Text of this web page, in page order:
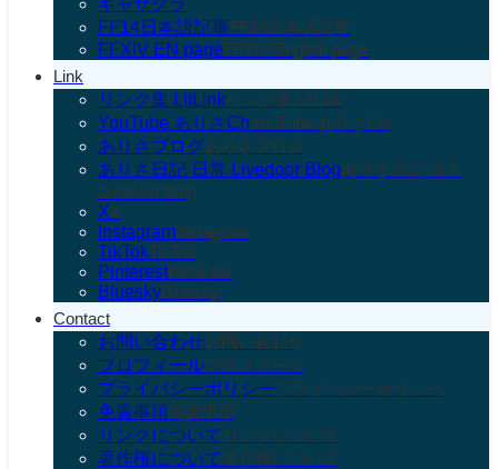
ギャザクラ
FF14日本語記事FF14日本語記事
FFXIV EN pageFFXIV English page
Link
リンク集 LitLink リンク集 LitLink
YouTube ありさChYouTube ありさCh
ありさブログありさブログ
ありさ日記 日常 Livedoor Blogありさ日記 日常
Livedoor Blog
XX
InstagramInstagram
TikTokTikTok
PinterestPinterest
BlueskyBluesky
Contact
お問い合わせお問い合わせ
プロフィールプロフィール
プライバシーポリシープライバシーポリシー
免責事項免責事項
リンクについて リンクについて
著作権について著作権について